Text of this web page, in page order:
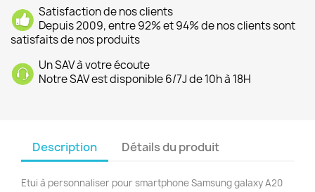
Satisfaction de nos clients
Depuis 2009, entre 92% et 94% de nos clients sont
satisfaits de nos produits
Un SAV à votre écoute
Notre SAV est disponible 6/7J de 10h à 18H
Description Détails du produit
Etui à personnaliser pour smartphone Samsung galaxy A20